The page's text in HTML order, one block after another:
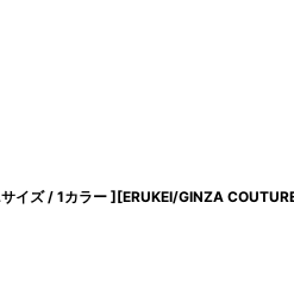
[cd-
イズ / 1カラー ][ERUKEI/GINZA